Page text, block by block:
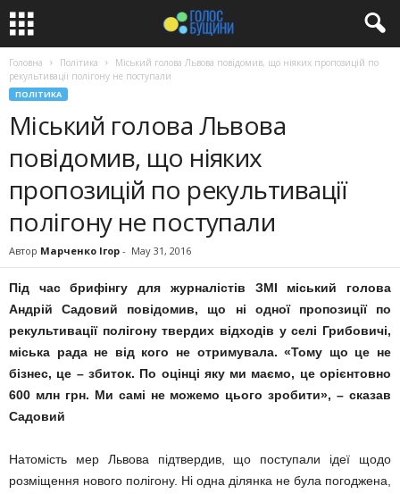
Головна Політика
Міський голова Львова повідомив, що ніяких пропозицій по
рекультивації полігону не поступали
ПОЛІТИКА
Міський голова Львова
повідомив, що ніяких
пропозицій по рекультивації
полігону не поступали
Автор Марченко Ігор - May 31, 2016
Під час брифінгу для журналістів ЗМІ міський голова
Андрій Садовий повідомив, що ні одної пропозиції по
рекультивації полігону твердих відходів у селі Грибовичі,
міська рада не від кого не отримувала. «Тому що це не
бізнес, це – збиток. По оцінці яку ми маємо, це орієнтовно
600 млн грн. Ми самі не можемо цього зробити», – сказав
Садовий
Натомість мер Львова підтвердив, що поступали ідеї щодо
розміщення нового полігону. Ні одна ділянка не була погоджена,